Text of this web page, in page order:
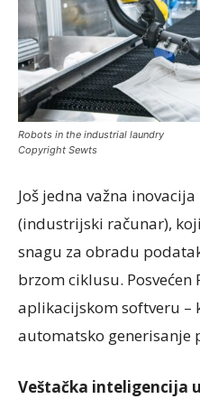
Robots in the industrial laundry
Copyright Sewts
Još jedna važna
(industrijski računar),
snagu za obradu
brzom ciklusu. Posvećen
aplikacijskom softveru –
automatsko generisanje
Veštačka inteligencija